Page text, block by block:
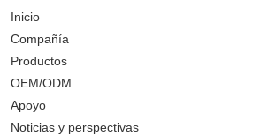
Inicio
Compañía
Productos
OEM/ODM
Apoyo
Noticias y perspectivas